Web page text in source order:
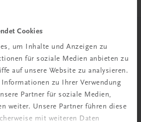
Cookies
um Inhalte und Anzeigen zu
für soziale Medien anbieten zu
auf unsere Website zu analysieren.
zu Ihrer Verwendung
Partner für soziale Medien,
weiter. Unsere Partner führen diese
mit weiteren Daten
bei TRAUNER!
Wir über uns